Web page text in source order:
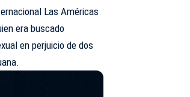
Las Américas
era buscado
en perjuicio de dos